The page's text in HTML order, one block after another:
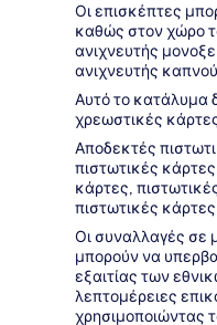
Οι επισκέπτες
καθώς στον χώρο
ανιχνευτής
ανιχνευτής
Αυτό το κατάλυμα
χρεωστικές
Αποδεκτές
πιστωτικές
κάρτες,
πιστωτικές κάρτες
Οι συναλλαγές σε
μπορούν να
εξαιτίας των
λεπτομέρειες
χρησιμοποιώντας